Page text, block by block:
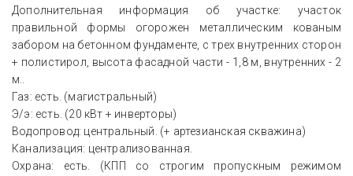
Дополнительная информация об участке: участок
правильной формы огорожен металлическим кованым
забором на бетонном фундаменте, с трех внутренних сторон
+ полистирол, высота фасадной части - 1,8 м, внутренних - 2
м..
Газ: есть. (магистральный)
Э/э: есть. (20 кВт + инверторы)
Водопровод: центральный. (+ артезианская скважина)
Канализация: централизованная.
Охрана: есть. (КПП со строгим пропускным режимом